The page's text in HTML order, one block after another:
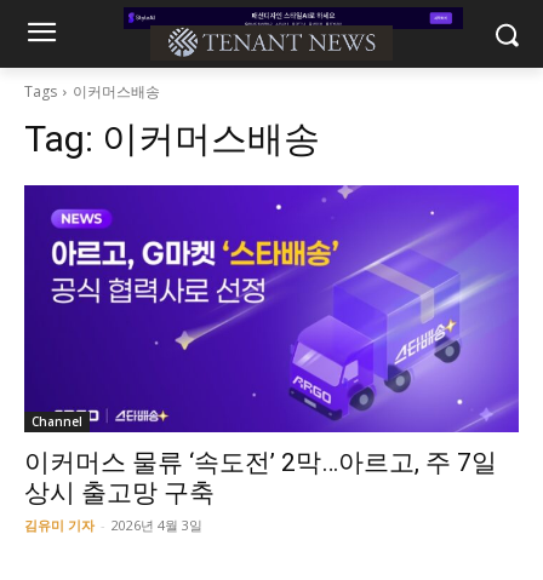
Tags 이커머스배송
Tag: 이커머스배송
Channel
이커머스 물류 ‘속도전’ 2막…아르고, 주 7일
상시 출고망 구축
김유미 기자 - 2026년 4월 3일